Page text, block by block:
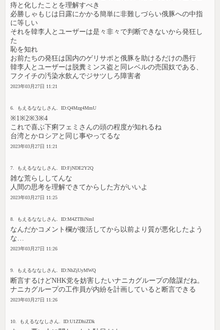
痔と化したことを理解すべき
必勝しゃもじは日露にかかる簡単に非難しづらい俄豚への中指
に等しい
それを韓李人とユーザーは是々非々で判断できないから発狂し
た
恥を知れ
お前たちの発狂は国内のゲリサポと俄豚を助けるだけの愚行
韓李人とユーザーは脱糞ミンス盗と同レベルの売国奴である、
フクイチの汚染水飲んでジサツしろ障害者
2023年03月27日 11:21
6. もえるななしさん. ID:Q4Mzg4MmU
※1※2※3※4
これで喜ぶ下痢フェミさんの頭の程度が知れるね
台湾とかロシアと同じ事やってるな
2023年03月27日 11:21
7. もえるななしさん. ID:FjNDE2Y2Q
雑な荒らししてんな
人間の思考を理解できてからした方がいいよ
2023年03月27日 11:25
8. もえるななしさん. ID:M4ZTBiNmI
なんだかコメント欄が復活してから以前より質が悪化したよう
な…
2023年03月27日 11:26
9. もえるななしさん. ID:NhZjUyMWQ
断言するけどNHK党を妨害したいナニカグループの陰謀だね。
ナニカグループの工作員が内紛を計画していると断言できる
2023年03月27日 11:26
10. もえるななしさん. ID:U1ZDhiZDk